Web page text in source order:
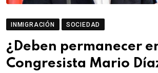
INMIGRACIÓN SOCIEDAD
¿Deben permanecer
Congresista Mario